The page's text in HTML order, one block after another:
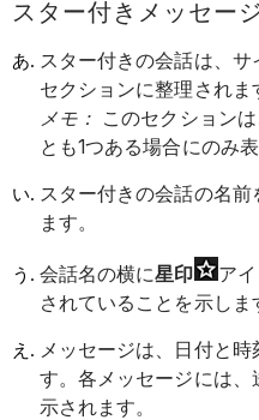
スター付きメッセー
スター付きの会話は、
セクションに整理されま
メモ： このセクション
とも1つある場合にのみ
スター付きの会話の名
ます。
会話名の横に星印
ア
されていることを示しま
メッセージは、日付と
す。各メッセージには
示されます。